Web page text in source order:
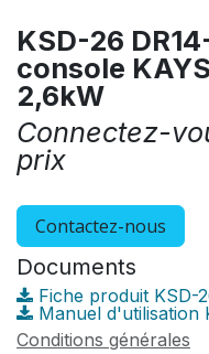
KSD-26
console
2,6kW
Connectez-
prix
Contactez-nous
Documents
Fiche produit KSD-
Manuel d'utilisation
Conditions générales